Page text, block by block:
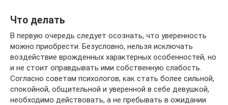
Что делать
В первую очередь следует осознать, что уверенность
можно приобрести. Безусловно, нельзя исключать
воздействие врожденных характерных особенностей, но
и не стоит оправдывать ими собственную слабость.
Согласно советам психологов, как стать более сильной,
спокойной, общительной и уверенной в себе девушкой,
необходимо действовать, а не пребывать в ожидании